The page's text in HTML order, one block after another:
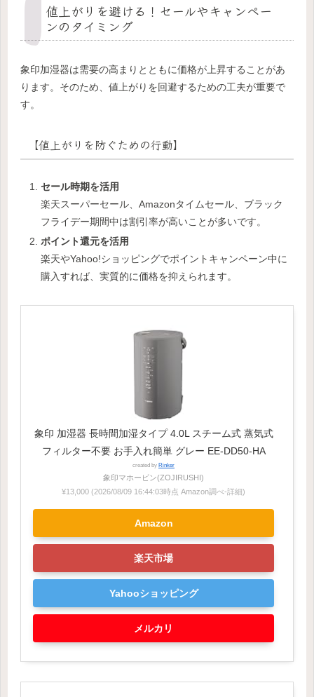
値上がりを避ける！セールやキャンペー
ンのタイミング
象印加湿器は需要の高まりとともに価格が上昇することがあ
ります。そのため、値上がりを回避するための工夫が重要で
す。
【値上がりを防ぐための行動】
セール時期を活用
楽天スーパーセール、Amazonタイムセール、ブラック
フライデー期間中は割引率が高いことが多いです。
ポイント還元を活用
楽天やYahoo!ショッピングでポイントキャンペーン中に
購入すれば、実質的に価格を抑えられます。
象印 加湿器 長時間加湿タイプ 4.0L スチーム式 蒸気式
フィルター不要 お手入れ簡単 グレー EE-DD50-HA
created by Rinker
象印マホービン(ZOJIRUSHI)
¥13,000 (2026/08/09 16:44:03時点 Amazon調べ-詳細)
Amazon
楽天市場
Yahooショッピング
メルカリ